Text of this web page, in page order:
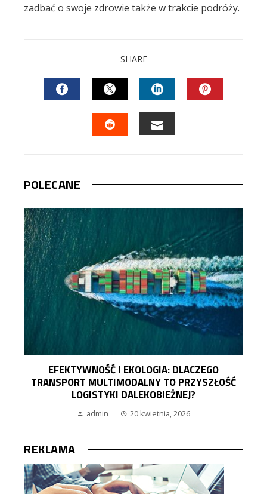
zadbać o swoje zdrowie także w trakcie podróży.
SHARE
FACEBOOKTWITTERLINKEDIN
POLECANE
EFEKTYWNOŚĆ I EKOLOGIA: DLACZEGO
TRANSPORT MULTIMODALNY TO PRZYSZŁOŚĆ
LOGISTYKI DALEKOBIEŻNEJ?
admin 20 kwietnia, 2026
REKLAMA